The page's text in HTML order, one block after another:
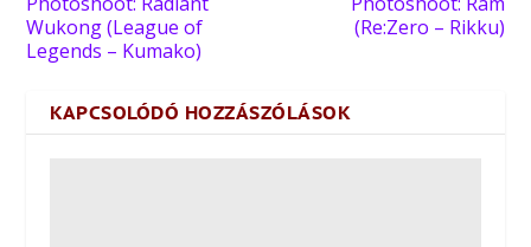
Wukong (League of
Legends – Kumako)
(Re:Zero – Rikku)
KAPCSOLÓDÓ HOZZÁSZÓLÁSOK